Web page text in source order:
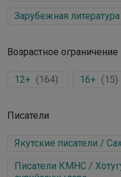
Зарубежная
Возрастное ограничение
12+ (164) 16+ (15)
Писатели
Якутские писатели /
Писатели КМНС /